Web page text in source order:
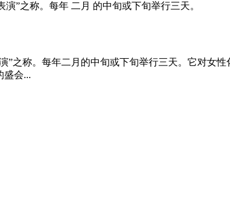
”之称。每年 二月 的中旬或下旬举行三天。
”之称。每年二月的中旬或下旬举行三天。它对女
盛会...